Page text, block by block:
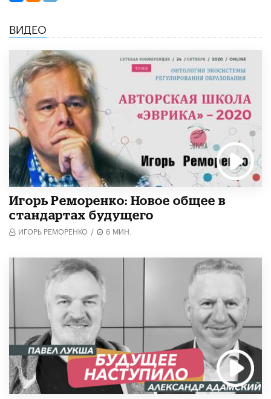
ВИДЕО
Игорь Реморенко: Новое общее в
стандартах будущего
ИГОРЬ РЕМОРЕНКО / 6 МИН.